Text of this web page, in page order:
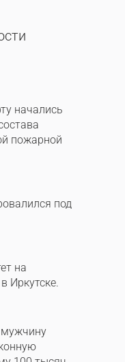
начались
пожарной
под
на
Иркутске.
мужчину